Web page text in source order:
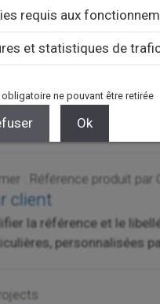
permet d'ajouter
défini en fonction d'un
: Référence produit par
client
la référence et le
personnalisées
requis aux
et statistiques de
ne pouvant être retirée
Ok